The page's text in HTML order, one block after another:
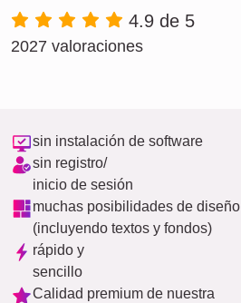
4.9 de 5
2027 valoraciones
sin instalación de software
sin registro/
inicio de sesión
muchas posibilidades de diseño
(incluyendo textos y fondos)
rápido y
sencillo
Calidad premium de nuestra